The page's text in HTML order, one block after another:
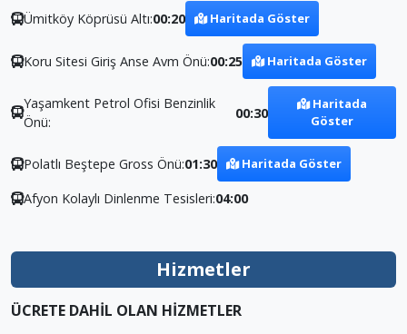
Ümitköy Köprüsü Altı:00:20 Haritada Göster
Koru Sitesi Giriş Anse Avm Önü:00:25 Haritada Göster
Yaşamkent Petrol Ofisi Benzinlik
Önü:
00:30
Haritada
Göster
Polatlı Beştepe Gross Önü:01:30 Haritada Göster
Afyon Kolaylı Dinlenme Tesisleri:04:00
Hizmetler
ÜCRETE DAHİL OLAN HİZMETLER